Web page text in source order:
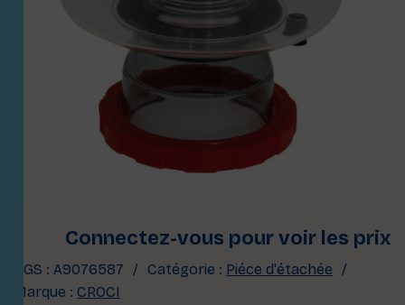
Connectez-vous pour voir les prix
UGS : A9076587 Catégorie : Piéce d'étachée
Marque : CROCI